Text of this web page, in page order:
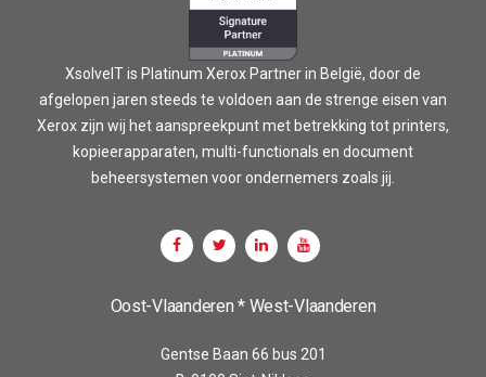
XsolveIT is Platinum Xerox Partner in België, door de
afgelopen jaren steeds te voldoen aan de strenge eisen van
Xerox zijn wij het aanspreekpunt met betrekking tot printers,
kopieerapparaten, multi-functionals en document
beheersystemen voor ondernemers zoals jij.
Oost-Vlaanderen * West-Vlaanderen
Gentse Baan 66 bus 201